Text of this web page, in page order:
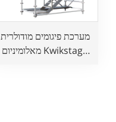
מערכת פיגומים מודולרית
מאלומיניום Kwikstage